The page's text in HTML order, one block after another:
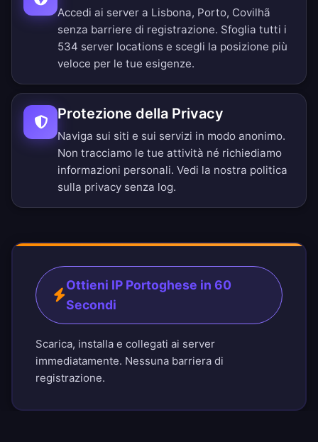
Accedi ai server a Lisbona, Porto, Covilhã
senza barriere di registrazione. Sfoglia tutti i
534 server locations e scegli la posizione più
veloce per le tue esigenze.
Protezione della Privacy
Naviga sui siti e sui servizi in modo anonimo.
Non tracciamo le tue attività né richiediamo
informazioni personali. Vedi la nostra politica
sulla privacy senza log.
Ottieni IP Portoghese in 60
Secondi
Scarica, installa e collegati ai server
immediatamente. Nessuna barriera di
registrazione.